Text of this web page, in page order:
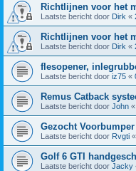
Richtlijnen voor het
Laatste bericht door Dirk «
Richtlijnen voor het
Laatste bericht door Dirk «
flesopener,
Laatste bericht door iz75 «
Remus Catback
Laatste bericht door John «
Gezocht
Laatste bericht door Rvgti «
Golf 6 GTI
Laatste bericht door Jacky